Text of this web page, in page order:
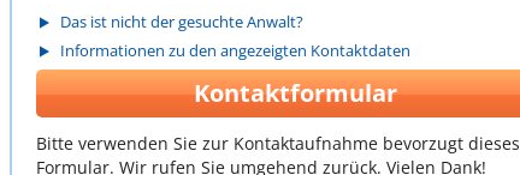
Das ist nicht der gesuchte Anwalt?
Informationen zu den angezeigten Kontaktdaten
Kontaktformular
Bitte verwenden Sie zur Kontaktaufnahme bevorzugt dieses
Formular. Wir rufen Sie umgehend zurück. Vielen Dank!